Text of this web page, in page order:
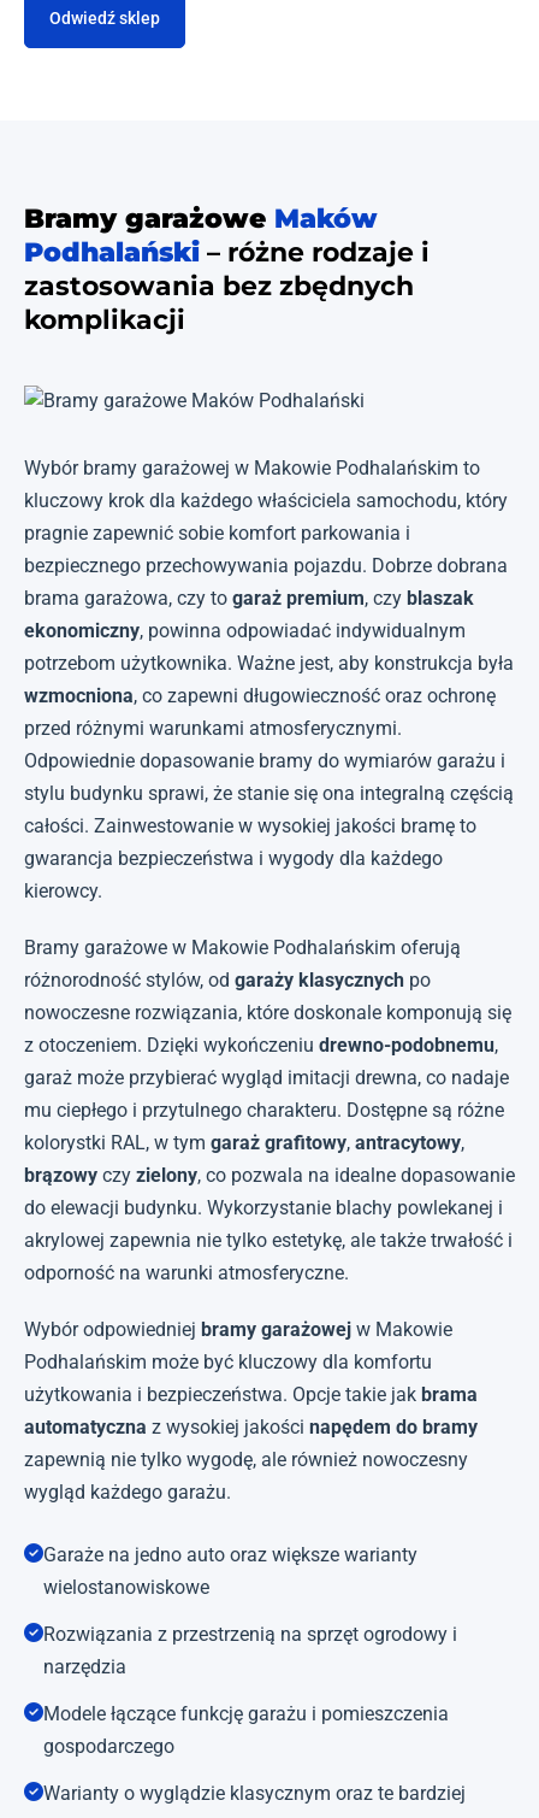
Odwiedź sklep
Bramy garażowe Maków
Podhalański – różne rodzaje i
zastosowania bez zbędnych
komplikacji
Wybór bramy garażowej w Makowie Podhalańskim to
kluczowy krok dla każdego właściciela samochodu, który
pragnie zapewnić sobie komfort parkowania i
bezpiecznego przechowywania pojazdu. Dobrze dobrana
brama garażowa, czy to garaż premium, czy blaszak
ekonomiczny, powinna odpowiadać indywidualnym
potrzebom użytkownika. Ważne jest, aby konstrukcja była
wzmocniona, co zapewni długowieczność oraz ochronę
przed różnymi warunkami atmosferycznymi.
Odpowiednie dopasowanie bramy do wymiarów garażu i
stylu budynku sprawi, że stanie się ona integralną częścią
całości. Zainwestowanie w wysokiej jakości bramę to
gwarancja bezpieczeństwa i wygody dla każdego
kierowcy.
Bramy garażowe w Makowie Podhalańskim oferują
różnorodność stylów, od garaży klasycznych po
nowoczesne rozwiązania, które doskonale komponują się
z otoczeniem. Dzięki wykończeniu drewno-podobnemu,
garaż może przybierać wygląd imitacji drewna, co nadaje
mu ciepłego i przytulnego charakteru. Dostępne są różne
kolorystki RAL, w tym garaż grafitowy, antracytowy,
brązowy czy zielony, co pozwala na idealne dopasowanie
do elewacji budynku. Wykorzystanie blachy powlekanej i
akrylowej zapewnia nie tylko estetykę, ale także trwałość i
odporność na warunki atmosferyczne.
Wybór odpowiedniej bramy garażowej w Makowie
Podhalańskim może być kluczowy dla komfortu
użytkowania i bezpieczeństwa. Opcje takie jak brama
automatyczna z wysokiej jakości napędem do bramy
zapewnią nie tylko wygodę, ale również nowoczesny
wygląd każdego garażu.
Garaże na jedno auto oraz większe warianty
wielostanowiskowe
Rozwiązania z przestrzenią na sprzęt ogrodowy i
narzędzia
Modele łączące funkcję garażu i pomieszczenia
gospodarczego
Warianty o wyglądzie klasycznym oraz te bardziej